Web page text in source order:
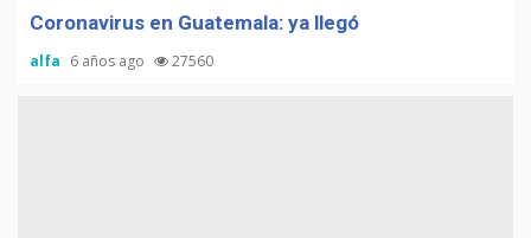
Coronavirus en Guatemala: ya llegó
alfa 6 años ago 27560